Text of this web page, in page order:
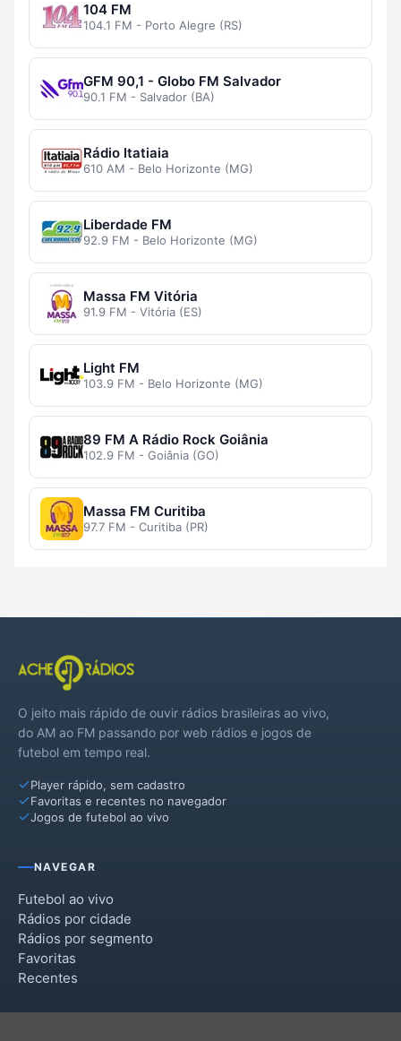
104 FM
104.1 FM - Porto Alegre (RS)
GFM 90,1 - Globo FM Salvador
90.1 FM - Salvador (BA)
Rádio Itatiaia
610 AM - Belo Horizonte (MG)
Liberdade FM
92.9 FM - Belo Horizonte (MG)
Massa FM Vitória
91.9 FM - Vitória (ES)
Light FM
103.9 FM - Belo Horizonte (MG)
89 FM A Rádio Rock Goiânia
102.9 FM - Goiânia (GO)
Massa FM Curitiba
97.7 FM - Curitiba (PR)
O jeito mais rápido de ouvir rádios brasileiras ao vivo,
do AM ao FM passando por web rádios e jogos de
futebol em tempo real.
Player rápido, sem cadastro
Favoritas e recentes no navegador
Jogos de futebol ao vivo
NAVEGAR
Futebol ao vivo
Rádios por cidade
Rádios por segmento
Favoritas
Recentes